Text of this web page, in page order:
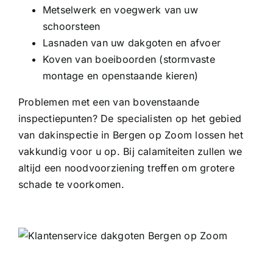
Metselwerk en voegwerk van uw
schoorsteen
Lasnaden van uw dakgoten en afvoer
Koven van boeiboorden (stormvaste
montage en openstaande kieren)
Problemen met een van bovenstaande
inspectiepunten? De specialisten op het gebied
van dakinspectie in Bergen op Zoom lossen het
vakkundig voor u op. Bij calamiteiten zullen we
altijd een noodvoorziening treffen om grotere
schade te voorkomen.